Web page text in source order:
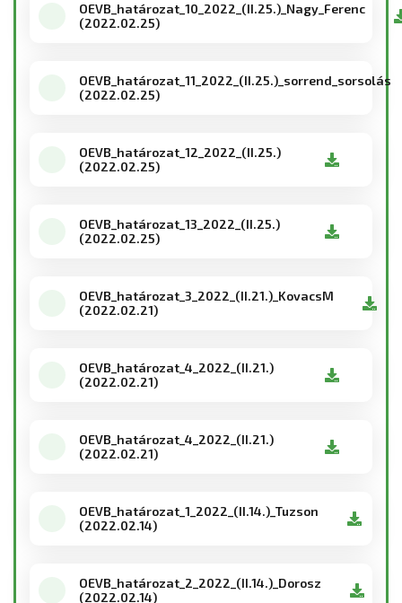
OEVB_határozat_10_2022_(II.25.)_Nagy_Ferenc
(2022.02.25)
OEVB_határozat_11_2022_(II.25.)_sorrend_sorsolás
(2022.02.25)
OEVB_határozat_12_2022_(II.25.)
(2022.02.25)
OEVB_határozat_13_2022_(II.25.)
(2022.02.25)
OEVB_határozat_3_2022_(II.21.)_KovacsM
(2022.02.21)
OEVB_határozat_4_2022_(II.21.)
(2022.02.21)
OEVB_határozat_4_2022_(II.21.)
(2022.02.21)
OEVB_határozat_1_2022_(II.14.)_Tuzson
(2022.02.14)
OEVB_határozat_2_2022_(II.14.)_Dorosz
(2022.02.14)